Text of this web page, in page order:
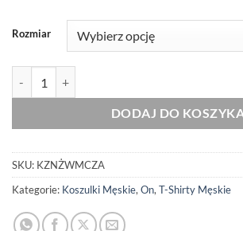
Rozmiar
DODAJ DO
SKU: KZNŻWMCZA
Kategorie: Koszulki Męskie, On, T-Shirty Męskie